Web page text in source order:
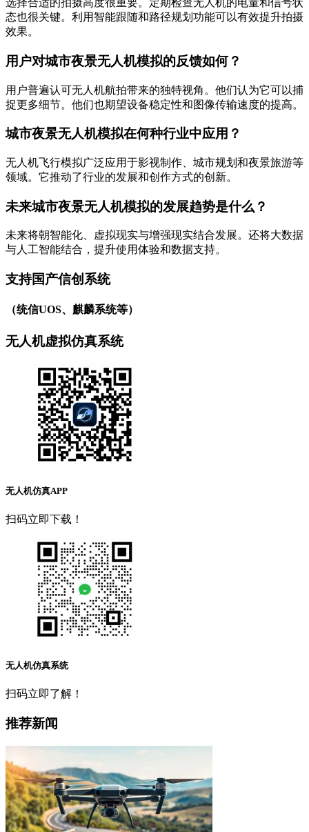
选择合适的拍摄高度很重要。定期检查无人机的电量和信号状
态也很关键。利用智能跟随和路径规划功能可以有效提升拍摄
效果。
用户对城市夜景无人机模拟的反馈如何？
用户普遍认可无人机航拍带来的独特视角。他们认为它可以捕
捉更多细节。他们也期望设备稳定性和图像传输速度的提高。
城市夜景无人机模拟在何种行业中应用？
无人机飞行模拟广泛应用于影视制作、城市规划和夜景旅游等
领域。它推动了行业的发展和创作方式的创新。
未来城市夜景无人机模拟的发展趋势是什么？
未来将朝智能化、虚拟现实与增强现实结合发展。还将大数据
与人工智能结合，提升使用体验和数据支持。
支持国产信创系统
（统信UOS、麒麟系统等）
无人机虚拟仿真系统
无人机仿真APP
扫码立即下载！
无人机仿真系统
扫码立即了解！
推荐新闻